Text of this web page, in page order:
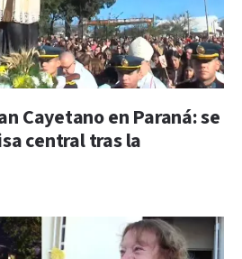
Cayetano en Paraná: se
central tras la